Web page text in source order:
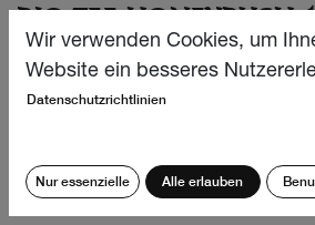
BIO TEE HONEYBUSH
Ein geschmackvolles Geheimnis aus
„grossen Bruder“ Rooibos anlehnt.
CHF6.40
Wir verwenden Cookies, um
Website ein besseres
Datenschutzrichtlinien
Nur essenzielle Alle erlauben